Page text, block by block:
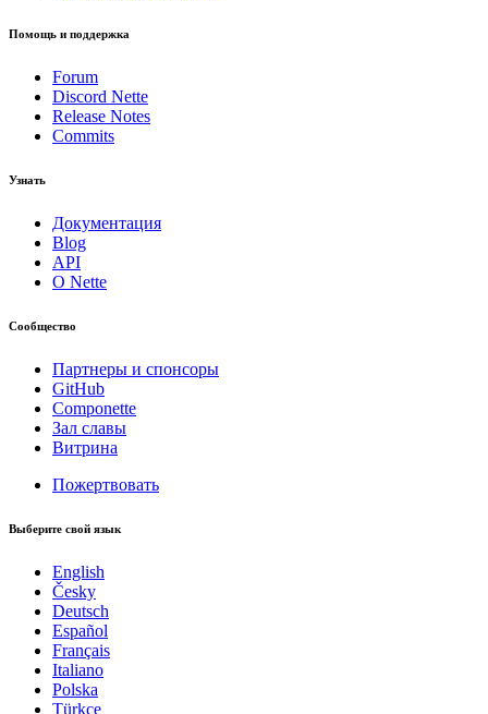
Помощь и поддержка
Forum
Discord Nette
Release Notes
Commits
Узнать
Документация
Blog
API
О Nette
Сообщество
Партнеры и спонсоры
GitHub
Componette
Зал славы
Витрина
Пожертвовать
Выберите свой язык
English
Česky
Deutsch
Español
Français
Italiano
Polska
Türkçe